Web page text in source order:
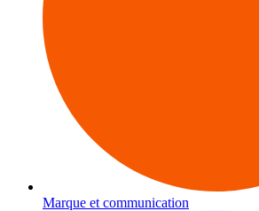
Marque et communication